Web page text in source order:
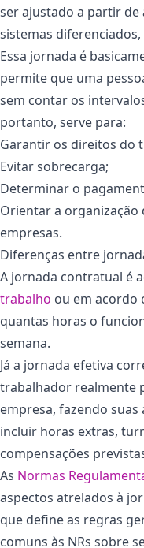
ser ajustado a partir de
sistemas
Essa jornada é
permite que uma
sem contar os
portanto, serve para:
Garantir os direitos do
Evitar sobrecarga;
Determinar o
Orientar a
empresas.
Diferenças entre
A jornada contratual é
trabalho ou em acordo
quantas horas o
semana.
Já a jornada efetiva
trabalhador realmente
empresa, fazendo
incluir horas extras,
compensações
As Normas
aspectos atrelados à
que define as regras
comuns às NRs sobre